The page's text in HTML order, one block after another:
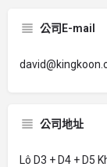
公司E-mail
公司地址
Lô D3 + D4 + D5